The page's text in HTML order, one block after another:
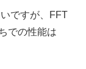
ですが、FFT
での性能は